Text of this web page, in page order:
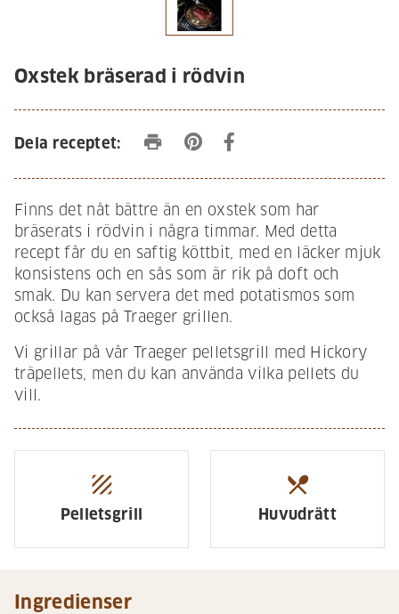
Oxstek bräserad i rödvin
Dela receptet: print
Finns det nåt bättre än en oxstek som har
bräserats i rödvin i några timmar. Med detta
recept får du en saftig köttbit, med en läcker mjuk
konsistens och en sås som är rik på doft och
smak. Du kan servera det med potatismos som
också lagas på Traeger grillen.
Vi grillar på vår Traeger pelletsgrill med Hickory
träpellets, men du kan använda vilka pellets du
vill.
texture
Pelletsgrill
restaurant_menu
Huvudrätt
Ingredienser